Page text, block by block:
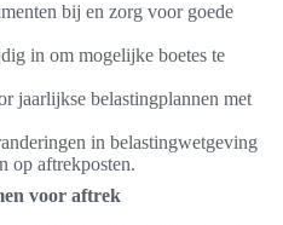
bij en zorg voor goede
in om mogelijke boetes te
jaarlijkse belastingplannen met
in belastingwetgeving
op aftrekposten.
voor aftrek